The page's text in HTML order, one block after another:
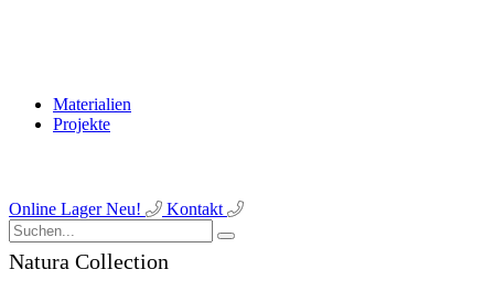
Materialien
Projekte
Online LagerNeu! Kontakt
Natura Collection